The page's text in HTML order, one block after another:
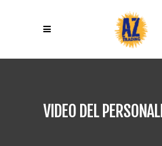
VIDEO DEL